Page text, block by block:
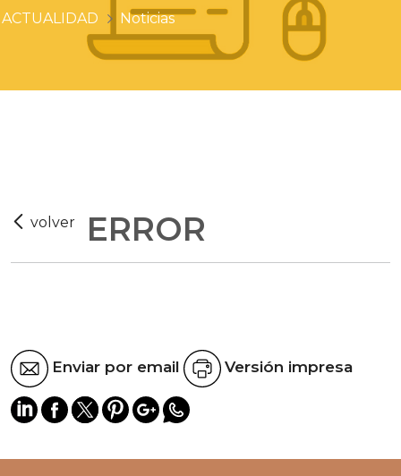
ACTUALIDAD Noticias
ERROR
Enviar por email Versión impresa